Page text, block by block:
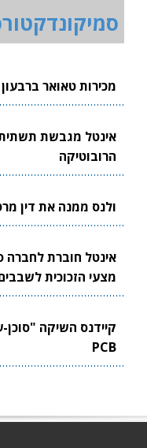
מכירות טאואר ברבעון
אינטל מגבשת תשתית
הרובוטיקה
ולנס ממנה את דין
אינטל חוברת לחברה
מצעי הזכוכית
קיידנס השיקה
PCB